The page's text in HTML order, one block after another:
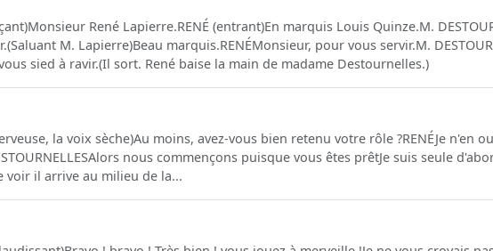
René Lapierre.RENÉ (entrant)En marquis Louis Quinze.M.
M. Lapierre)Beau marquis.RENÉMonsieur, pour vous servir.M.
sied à ravir.(Il sort. René baise la main de madame Destournelles.)
la voix sèche)Au moins, avez-vous bien retenu votre rôle ?RENÉJe n'en
nous commençons puisque vous êtes prêtJe suis seule
voir il arrive au milieu de la...